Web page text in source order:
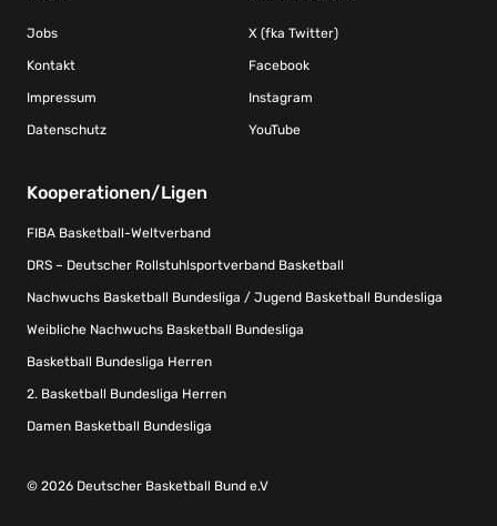
Jobs
Kontakt
Impressum
Datenschutz
X (fka Twitter)
Facebook
Instagram
YouTube
Kooperationen/Ligen
FIBA Basketball-Weltverband
DRS – Deutscher Rollstuhlsportverband Basketball
Nachwuchs Basketball Bundesliga / Jugend Basketball Bundesliga
Weibliche Nachwuchs Basketball Bundesliga
Basketball Bundesliga Herren
2. Basketball Bundesliga Herren
Damen Basketball Bundesliga
© 2026 Deutscher Basketball Bund e.V